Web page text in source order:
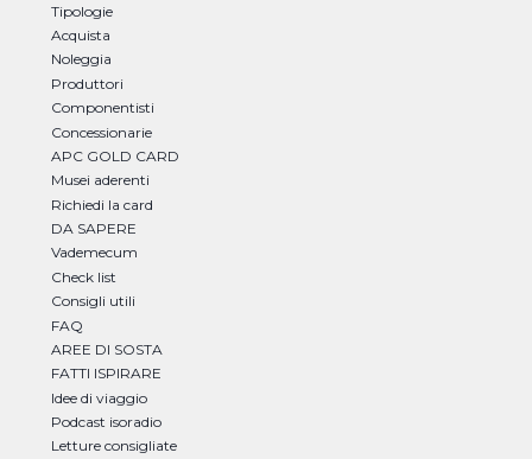
Tipologie
Acquista
Noleggia
Produttori
Componentisti
Concessionarie
APC GOLD CARD
Musei aderenti
Richiedi la card
DA SAPERE
Vademecum
Check list
Consigli utili
FAQ
AREE DI SOSTA
FATTI ISPIRARE
Idee di viaggio
Podcast isoradio
Letture consigliate